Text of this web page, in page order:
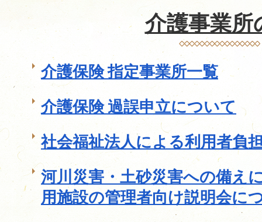
介護事業所
介護保険 指定事業所一覧
介護保険 過誤申立について
社会福祉法人による利用者負
河川災害・土砂災害への備え
用施設の管理者向け説明会に